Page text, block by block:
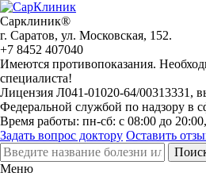
Сарклиник®
г. Саратов, ул. Московская, 152.
+7 8452 407040
Имеются противопоказания.
специалиста!
Лицензия Л041-01020-64/00313331,
Федеральной службой по надзору в
Время работы: пн-сб: с 08:00 до
Задать вопрос доктору Оставить
Меню